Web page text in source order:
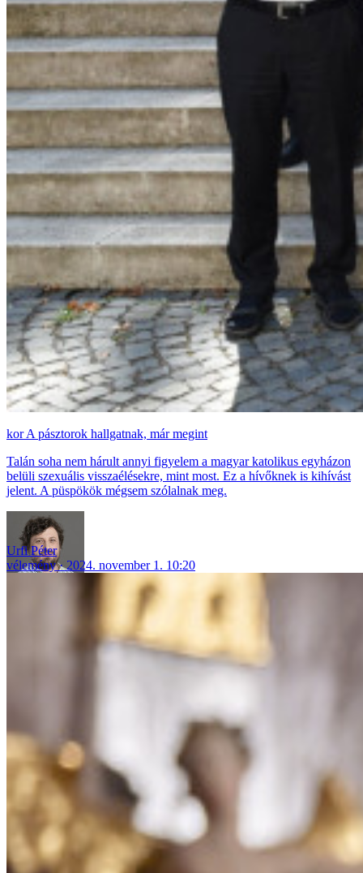
A pásztorok hallgatnak, már megint
Talán soha nem hárult annyi figyelem a magyar katolikus egyházon
belüli szexuális visszaélésekre, mint most. Ez a hívőknek is kihívást
jelent. A püspökök mégsem szólalnak meg.
Urfi Péter
vélemény
2024. november 1. 10:20